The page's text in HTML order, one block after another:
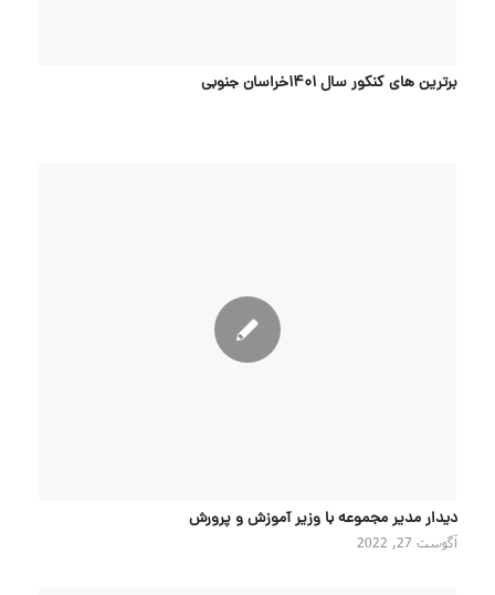
برترین های کنکور سال 1401خراسان جنوبی
دیدار مدیر مجموعه با وزیر آموزش و پرورش
آگوست 27, 2022